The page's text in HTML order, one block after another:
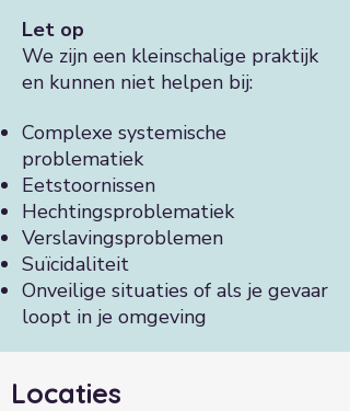
Let op
We zijn een kleinschalige praktijk
en kunnen niet helpen bij:
Complexe systemische
problematiek
Eetstoornissen
Hechtingsproblematiek
Verslavingsproblemen
Suïcidaliteit
Onveilige situaties of als je gevaar
loopt in je omgeving
Locaties